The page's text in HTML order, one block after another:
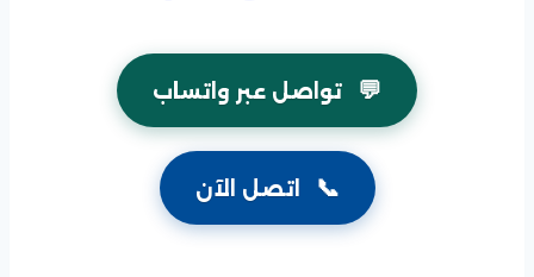
💬 تواصل عبر واتساب
📞 اتصل الآن